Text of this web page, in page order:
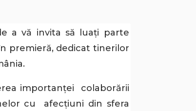
a vă invita să luați parte
în premieră, dedicat tinerilor
importanței colaborării
cu afecțiuni din sfera